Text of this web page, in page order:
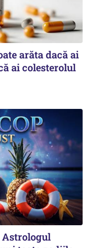
arăta dacă ai
ai colesterolul
Astrologul